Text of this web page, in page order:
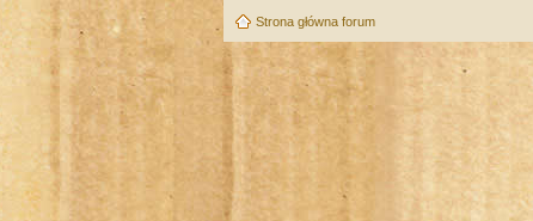
Strona główna forum